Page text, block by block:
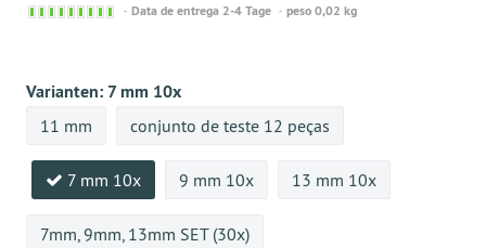
Sofort
Data de entrega 2-4 Tage peso 0,02 kg
Varianten: 7 mm 10x
11 mm conjunto de teste 12 peças
7 mm 10x 9 mm 10x 13 mm 10x
7mm, 9mm, 13mm SET (30x)